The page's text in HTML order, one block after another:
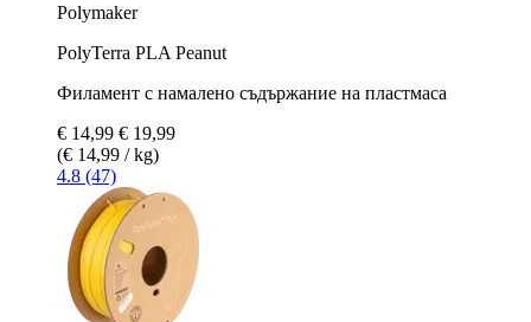
Polymaker
PolyTerra PLA Peanut
Филамент с намалено съдържание на пластмаса
€ 14,99 € 19,99
(€ 14,99 / kg)
4.8 (47)